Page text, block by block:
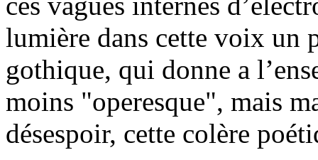
lumière dans cette voix un
gothique, qui donne a
moins "operesque", mais
désespoir, cette colère